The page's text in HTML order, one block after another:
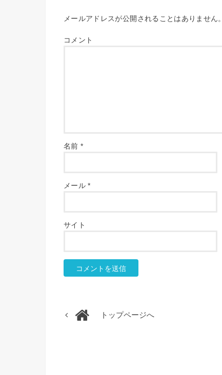
メールアドレスが公開されることはありません。
コメント
名前*
メール*
サイト
トップページへ